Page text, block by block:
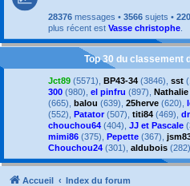
28376 messages • 3566 sujets •
plus récent est Vasse christophe
Top 30 du classement
Jct89 (5571), BP43-34 (3846), sst
300 (980), el pinfru (897), Nathalie
(665), balou (639), 25herve (620),
(552), Patator (507), titi84 (469),
chouchou64 (404), JJ et Pascale
mimi86 (375), Pepette (367),
Chouchou24 (301), aldubois (282)
Accueil Index du forum